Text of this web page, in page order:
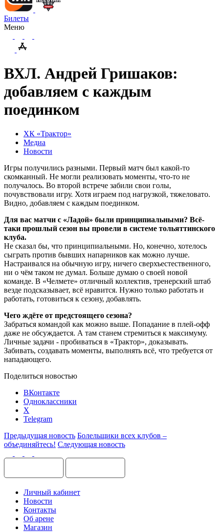
Билеты
Меню
ВХЛ. Андрей Гришаков:
добавляем с каждым
поединком
ХК «Трактор»
Медиа
Новости
Игры получились разными. Первый матч был какой-то
скомканный. Не могли реализовать моменты, что-то не
получалось. Во второй встрече забили свои голы,
почувствовали игру. Хотя играем под нагрузкой, тяжеловато.
Видно, добавляем с каждым поединком.
Для вас матчи с «Ладой» были принципиальными? Всё-
таки прошлый сезон вы провели в системе тольяттинского
клуба.
Не сказал бы, что принципиальными. Но, конечно, хотелось
сыграть против бывших напарников как можно лучше.
Настраивался на обычную игру, ничего сверхъестественного,
ни о чём таком не думал. Больше думаю о своей новой
команде. В «Челмете» отличный коллектив, тренерский штаб
везде подсказывает, всё нравится. Нужно только работать и
работать, готовиться к сезону, добавлять.
Чего ждёте от предстоящего сезона?
Забраться командой как можно выше. Попадание в плей-офф
даже не обсуждается. А там станем стремиться к максимуму.
Личные задачи - пробиваться в «Трактор», доказывать.
Забивать, создавать моменты, выполнять всё, что требуется от
нападающего.
Поделиться новостью
ВКонтакте
Одноклассники
X
Telegram
Предыдущая новость Болельщики всех клубов –
объединяйтесь! Следующая новость
Личный кабинет
Новости
Контакты
Об арене
Магазин